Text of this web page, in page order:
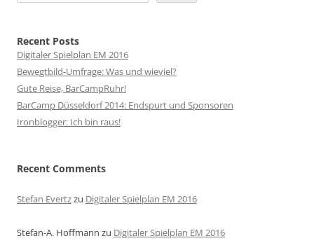
Recent Posts
Digitaler Spielplan EM 2016
Bewegtbild-Umfrage: Was und wieviel?
Gute Reise, BarCampRuhr!
BarCamp Düsseldorf 2014: Endspurt und Sponsoren
Ironblogger: Ich bin raus!
Recent Comments
Stefan Evertzzu Digitaler Spielplan EM 2016
Stefan-A. Hoffmann zu Digitaler Spielplan EM 2016